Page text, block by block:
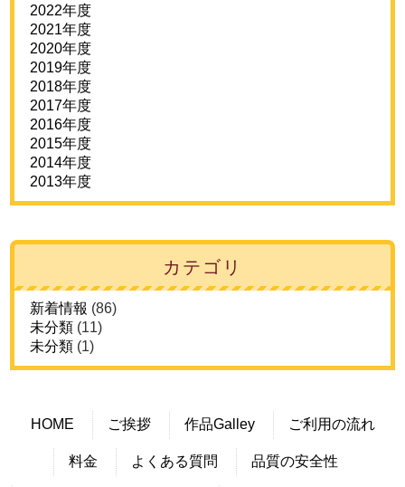
2022年度
2021年度
2020年度
2019年度
2018年度
2017年度
2016年度
2015年度
2014年度
2013年度
カテゴリ
新着情報 (86)
未分類 (11)
未分類 (1)
HOME ご挨拶 作品Galley ご利用の流れ
料金 よくある質問 品質の安全性